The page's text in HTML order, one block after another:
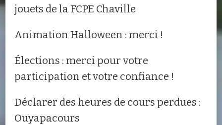
jouets de la FCPE Chaville
Animation Halloween : merci !
Élections : merci pour votre
participation et votre confiance !
Déclarer des heures de cours perdues :
Ouyapacours